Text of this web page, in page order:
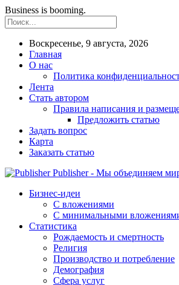
Business is booming.
Воскресенье, 9 августа, 2026
Главная
О нас
Политика
Лента
Стать автором
Правила написания и
Предложить статью
Задать вопрос
Карта
Заказать статью
Publisher - Мы объединяем
Бизнес-идеи
С вложениями
С минимальными
Статистика
Рождаемость и смертность
Религия
Производство и потребление
Демография
Сфера услуг